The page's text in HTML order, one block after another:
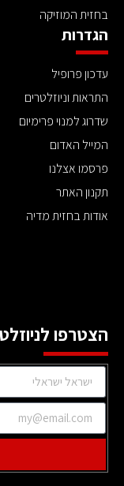
בחזית המוזיקה
הגדרות
עדכון פרופיל
התראות וניוזלטרים
שדרוג למנוי פרימיום
המייל האדום
פרסמו אצלנו
תקנון האתר
אודות בחזית מדיה
הצטרפו